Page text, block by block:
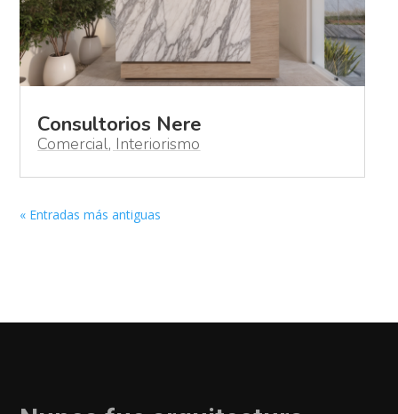
Consultorios Nere
Comercial, Interiorismo
« Entradas más antiguas